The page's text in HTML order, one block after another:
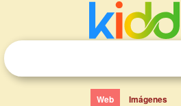
Web Imágenes